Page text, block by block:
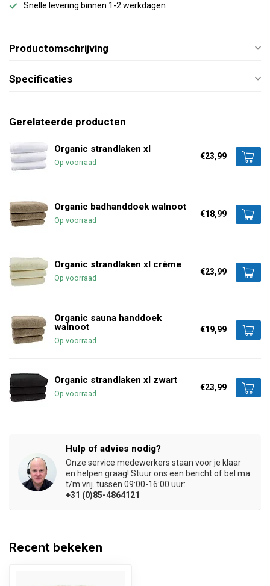
Snelle levering binnen 1-2 werkdagen
Productomschrijving
Specificaties
Gerelateerde producten
Organic strandlaken xl
Op voorraad
€23,99
Organic badhanddoek walnoot
Op voorraad
€18,99
Organic strandlaken xl crème
Op voorraad
€23,99
Organic sauna handdoek
walnoot
Op voorraad
€19,99
Organic strandlaken xl zwart
Op voorraad
€23,99
Hulp of advies nodig?
Onze service medewerkers staan voor je klaar
en helpen graag! Stuur ons een bericht of bel ma.
t/m vrij. tussen 09:00-16:00 uur:
+31 (0)85-4864121
Recent bekeken